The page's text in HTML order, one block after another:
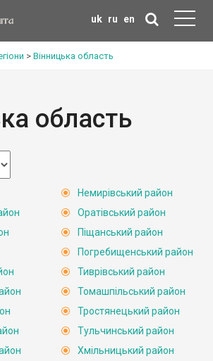
uk ru en
> Вінницька область
область
Немирівський район
Оратівський район
Піщанський район
Погребищенський район
Тиврівський район
Томашпільський район
Тростянецький район
Тульчинський район
Хмільницький район